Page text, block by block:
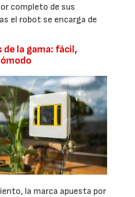
completo de sus
el robot se encarga de
la gama: fácil,
la marca apuesta por